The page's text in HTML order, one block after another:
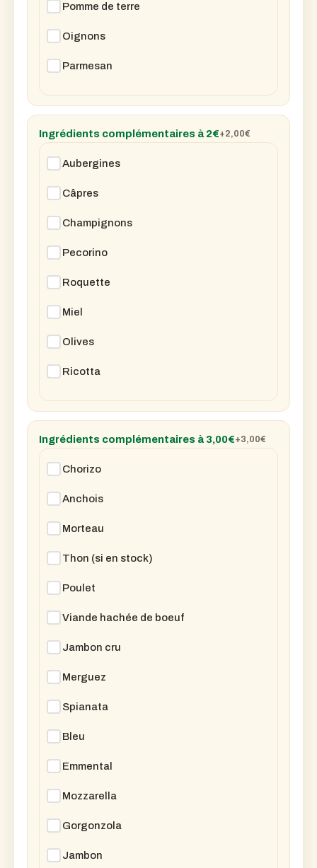
Pomme de terre
Oignons
Parmesan
Ingrédients complémentaires à 2€+2,00€
Aubergines
Câpres
Champignons
Pecorino
Roquette
Miel
Olives
Ricotta
Ingrédients complémentaires à 3,00€+3,00€
Chorizo
Anchois
Morteau
Thon (si en stock)
Poulet
Viande hachée de boeuf
Jambon cru
Merguez
Spianata
Bleu
Emmental
Mozzarella
Gorgonzola
Jambon